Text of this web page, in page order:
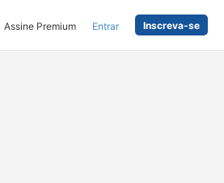
Assine Premium Entrar Inscreva-se